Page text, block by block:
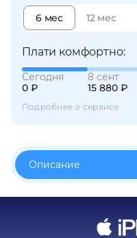
6 мес 12 мес
Плати комфортно:
Сегодня
0 ₽
8 сент
15 880 ₽
Подробнее о сервисе
Описание